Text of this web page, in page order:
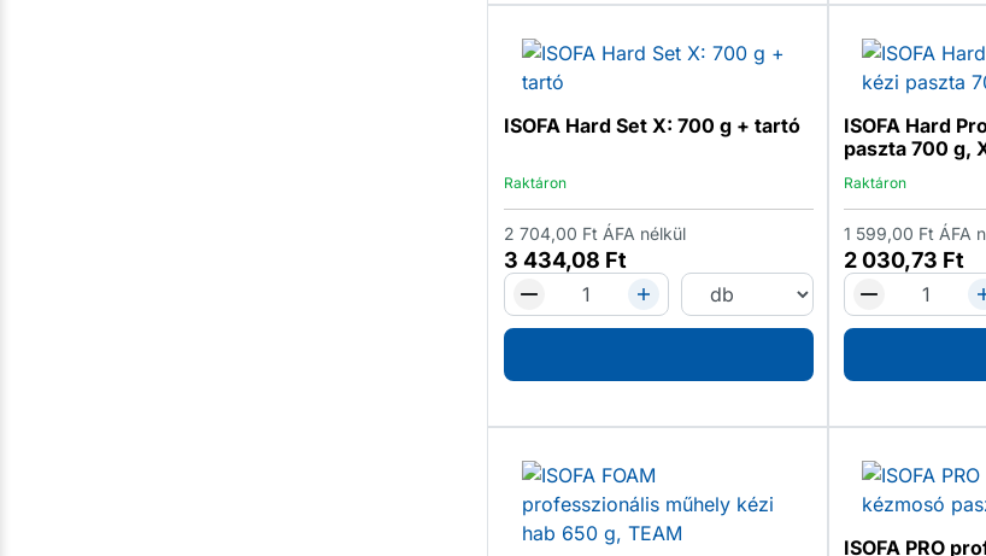
ISOFA Hard Set X: 700 g + tartó
Raktáron
3 434,08 Ft
2 704,00 Ft ÁFA nélkül
ISOFA Hard
paszta 700 g,
Raktáron
2 030,73 Ft
1 599,00 Ft ÁFA
ISOFA PRO